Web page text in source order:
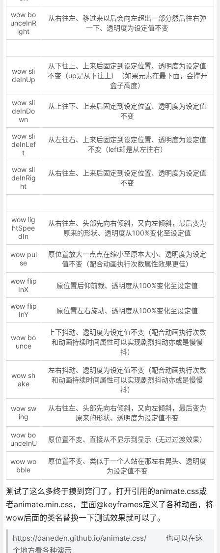
wow bo
unceInR
ight
从右往左、移过来以后会向左超出一部分然后往右弹
一下、透明度为设定值不变
wow sli
deInUp
从下往上、上来后固定到设定位置、透明度为设定值
不变（up是从下往上）（如果元素在最下面，会撑开
盒子高度）
wow sli
deInDo
wn
从上往下、上来后固定到设定位置、透明度为设定值
不变
wow sli
deInLef
t
从左往右、上来后固定到设定位置、透明度为设定值
不变（left却是从左往右）
wow sli
deInRig
ht
从右往左、上来后固定到设定位置、透明度为设定值
不变
wow lig
htSpee
dIn
从右往左、头部先向右倾斜，又向左倾斜，最后变为
原来的形状、透明度从100%变化至设定值
wow pul
se
原位置放大一点点在缩小至原本大小、透明度为设定
值不变（配合动画执行次数属性效果更佳）
wow flip
InX
原位置后仰前栽、透明度从100%变化至设定值
wow flip
InY
原位置左右旋动、透明度从100%变化至设定值
wow bo
unce
上下抖动、透明度为设定值不变（配合动画执行次数
和动画持续时间属性可以实现剧烈抖动亦或是慢慢
抖）
wow sh
ake
左右抖动、透明度为设定值不变（配合动画执行次数
和动画持续时间属性可以实现剧烈抖动亦或是慢慢
抖）
wow sw
ing
从右往左、头部先向右倾斜，又向左倾斜，最后变为
原来的形状、透明度为设定值不变
wow bo
unceInU
原位置不变、直接从不显示到显示（无过过渡效果）
wow wo
bble
原位置不变、类似于一个人站在那左右晃头、透明度
为设定值不变
测试了这么多终于摸到窍门了，打开引用的animate.css或
者animate.min.css，里面@keyframes定义了各种动画，将
wow后面的类名替换一下测试效果就可以了。
https://daneden.github.io/animate.css/ 也可以在这
个地方看各种演示